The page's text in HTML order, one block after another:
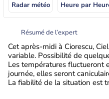
Radar météo Heure par
Résumé de l’expert
Cet après-midi à Ciorescu,
variable. Possibilité de
Les températures fluctueront
journée, elles seront
La fiabilité de la situation est